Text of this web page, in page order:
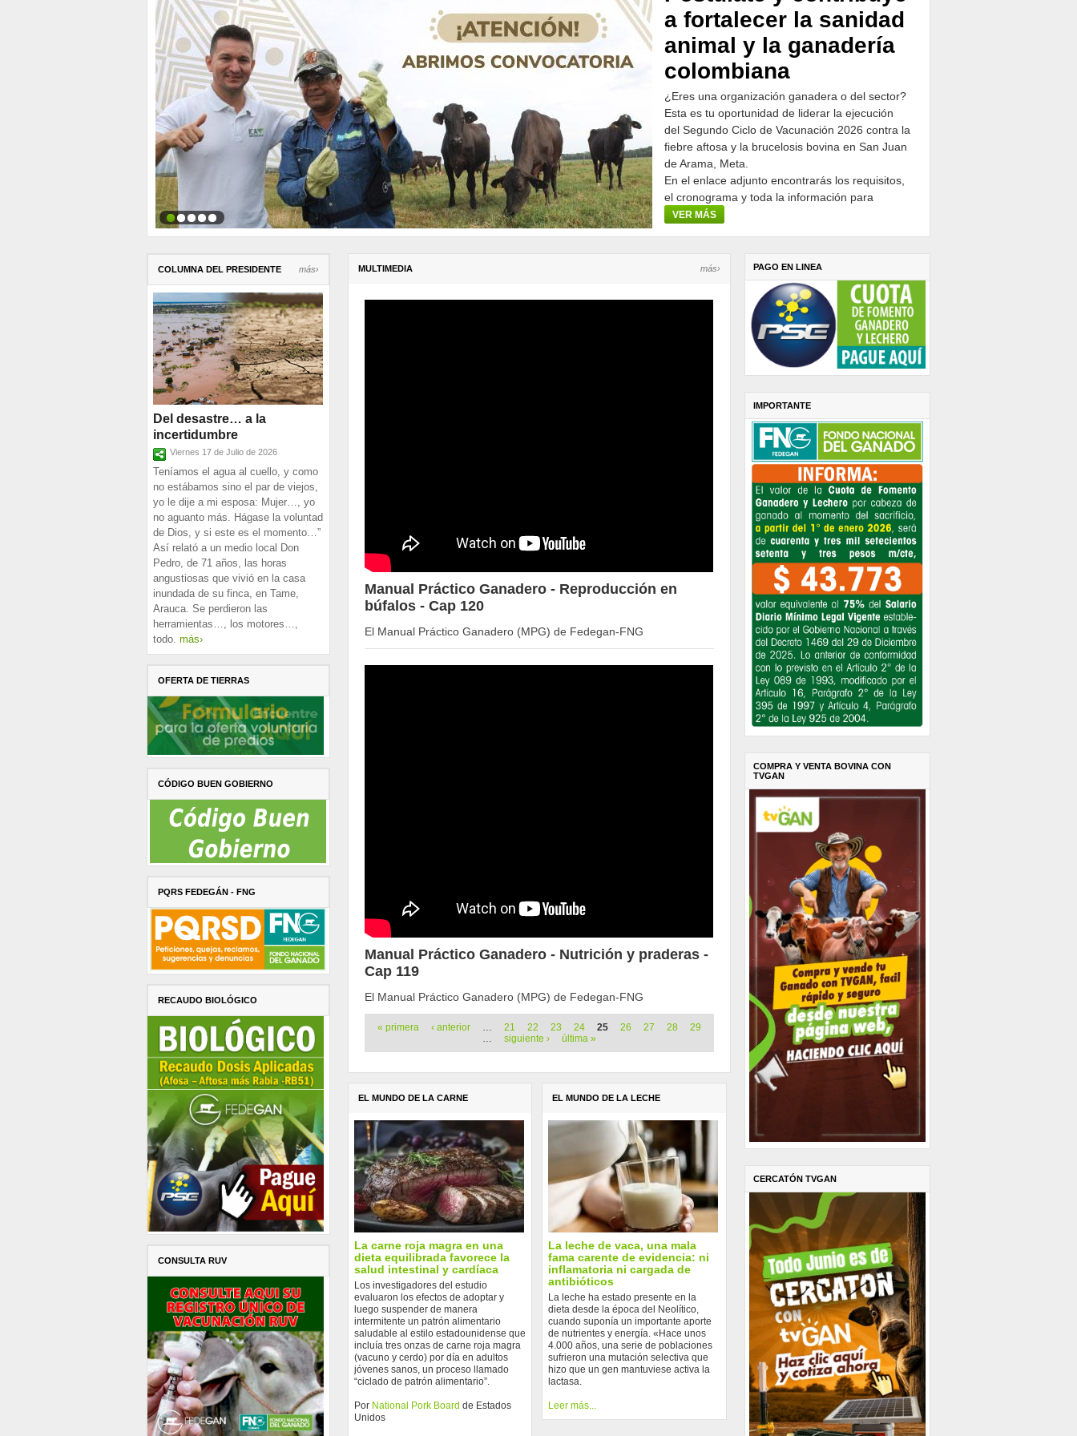
a fortalecer la sanidad
animal y la ganadería
colombiana
¿Eres una organización ganadera o del sector?
Esta es tu oportunidad de liderar la ejecución
del Segundo Ciclo de Vacunación 2026 contra la
fiebre aftosa y la brucelosis bovina en San Juan
de Arama, Meta.
En el enlace adjunto encontrarás los requisitos,
el cronograma y toda la información para
participar.
VER MÁS
COLUMNA DEL PRESIDENTE más›
Del desastre… a la
incertidumbre
Viernes 17 de Julio de 2026
Teníamos el agua al cuello, y como
no estábamos sino el par de viejos,
yo le dije a mi esposa: Mujer…, yo
no aguanto más. Hágase la voluntad
de Dios, y si este es el momento…”
Así relató a un medio local Don
Pedro, de 71 años, las horas
angustiosas que vivió en la casa
inundada de su finca, en Tame,
Arauca. Se perdieron las
herramientas…, los motores…,
todo. más›
OFERTA DE TIERRAS
CÓDIGO BUEN GOBIERNO
PQRS FEDEGÁN - FNG
RECAUDO BIOLÓGICO
CONSULTA RUV
MULTIMEDIA más›
Manual Práctico Ganadero - Reproducción en
búfalos - Cap 120
El Manual Práctico Ganadero (MPG) de Fedegan-FNG
Manual Práctico Ganadero - Nutrición y praderas -
Cap 119
El Manual Práctico Ganadero (MPG) de Fedegan-FNG
Páginas
« primera ‹ anterior … 21 22 23 24 25 26 27 28
29
…
siguiente › última »
EL MUNDO DE LA CARNE
La carne roja magra en una
dieta equilibrada favorece la
salud intestinal y cardíaca
Los investigadores del estudio
evaluaron los efectos de adoptar y
luego suspender de manera
intermitente un patrón alimentario
saludable al estilo estadounidense que
incluía tres onzas de carne roja magra
(vacuno y cerdo) por día en adultos
jóvenes sanos, un proceso llamado
“ciclado de patrón alimentario”.
Por National Pork Board de Estados
Unidos
EL MUNDO DE LA LECHE
La leche de vaca, una mala
fama carente de evidencia: ni
inflamatoria ni cargada de
antibióticos
La leche ha estado presente en la
dieta desde la época del Neolítico,
cuando suponía un importante aporte
de nutrientes y energía. «Hace unos
4.000 años, una serie de poblaciones
sufrieron una mutación selectiva que
hizo que un gen mantuviese activa la
lactasa.
Leer más...
PAGO EN LINEA
IMPORTANTE
COMPRA Y VENTA BOVINA CON
TVGAN
CERCATÓN TVGAN